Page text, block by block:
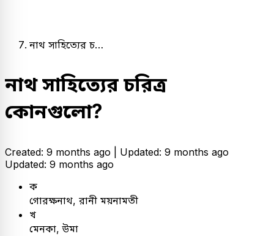
নাথ সাহিত্যের চ…
নাথ সাহিত্যের চরিত্র
কোনগুলো?
Created: 9 months ago | Updated: 9 months ago
Updated: 9 months ago
ক
গোরক্ষনাথ, রানী ময়নামতী
খ
মেনকা, উমা